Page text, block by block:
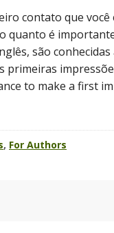
contato que você
quanto é
são
primeiras
to make a first
, For Authors